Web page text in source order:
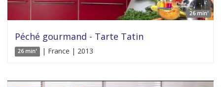
26 min'
Péché gourmand - Tarte Tatin
26 min' | France | 2013